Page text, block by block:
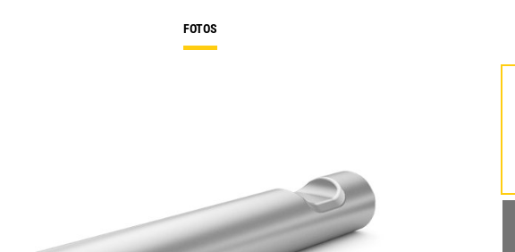
FOTOS